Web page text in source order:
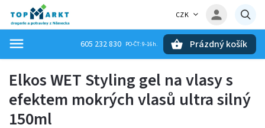
CZK
605 232 830 Prázdný košík
Elkos WET Styling gel na vlasy s
efektem mokrých vlasů ultra silný
150ml